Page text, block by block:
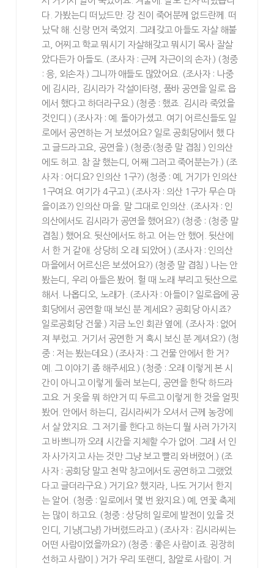
다. 가봤는디 떠났드만. 강 진이 죽어분께 없드란께. 떠
났닥 해. 신랑 먼저 죽었지. 그래갖고 아들도 자살 해불
고, 어찌고 학교 뭐시기 자살해갖고 뭐시기 목사 잘살
았다든가 아들도. (조사자 : 근께 자근이의 손자.) (청중
: 응, 외손자.) 그니까 애들도 많았어요. (조사자 : 나중
에 김시라, 김시라가 각설이타령, 품바 공연을 일로 읍
에서 했다고 하더라구요.) (청중 : 했죠. 김시라 죽었을
것인디.) (조사자 : 예. 돌아가셨고. 여기 어르신들도 일
로에서 공연하는 거 보셨어요? 일로 공회당에서 했 다
고 글드라고요, 공연을.) (청중:(청중 말 겹침.) 인의산
에도 허고. 참 잘 했는디, 어째 그러고 죽어분는가.) (조
사자 : 어디요? 인의산 1구?) (청중 : 예, 거기가 인의산
1구여요. 여기가 4구고.) (조사자 : 의산 1구가 무슨 마
을이죠?) 인의산 마을. 말 그대로 인의산. (조사자 : 인
의산에서도 김시라가 공연을 했어요?) (청중 : (청중 말
겹침.) 했어요. 뒷산에서도 하고. 어는 안 했어. 뒷산에
서 한 거 같애. 상당히 오 래 되았어.) (조사자 : 인의산
마을에서 어르신은 보셨어요?) (청중 말 겹침.) 나는 안
봤는디, 우리 아들은 봤어. 헐 때 노래 부리고 뒷산으로
해서. 나옵디오, 노래가. (조사자 : 아들이? 일로읍에 공
회당에서 공연할 때 보신 분 계세요? 공회당 아시죠?
일로공회당 건물.) 지금 노인 회관 옆에. (조사자 : 없어
져 부렀고. 거기서 공연한 거 혹시 보신 분 계셔요?) (청
중 : 저는 봤는데요.) (조사자 : 그 건물 안에서 한 거?
예. 그 이야기 좀 해주세요.) (청중 : 오래 이렇게 본 시
간이 아니고 이렇게 둘러 보는디, 공연을 한닥 하드라
고요. 거 옷을 뭐 하얀거 띠 두르고 이렇게 한 것을 얼핏
봤어. 안에서 하는디, 김시라씨가 오셔서 근께 농장에
서 살 았지요. 그 저기를 한다고 하는디 뭘 사러 가가지
고 바쁘니까 오래 시간을 지체할 수가 없어. 그래 서 인
자 사가지고 사는 것만 그냥 보고 빨리 와버렸어.) (조
사자 : 공회당 말고 천막 창고에서도 공연하고 그랬었
다고 글더라구요.) 거기요? 했지라, 나도 거기서 한지
는 알어. (청중 : 일로에서 몇 번 왔지요.) 예, 연꽃 축제
는 많이 하고요. (청중 : 상당히 일로에 발전이 있을 것
인디, 기냥{그냥} 가버렸드라고.) (조사자 : 김시라씨는
어떤 사람이었을까요?) (청중 : 좋은 사람이죠. 굉장히
선하고 사람이.) 거가 우리 또랜디, 참알로 사람이. 거